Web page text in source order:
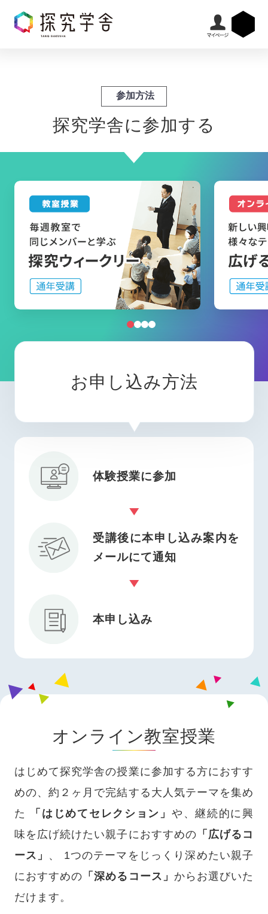
参加方法
探究学舎に参加する
お申し込み方法
体験授業に参加
受講後に本申し込み案内を
メールにて通知
本申し込み
オンライン教室授業
はじめて探究学舎の授業に参加する方におすす
めの、約２ヶ月で完結する大人気テーマを集め
た
「はじめてセレクション」 や、継続的に興
味を広げ続けたい親子におすすめの 「広げるコ
ース」 、
1つのテーマをじっくり深めたい親子
におすすめの 「深めるコース」 からお選びいた
だけます。